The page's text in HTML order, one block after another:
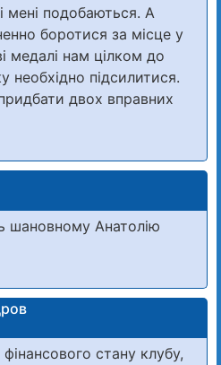
мені подобаються. А
боротися за місце у
медалі нам цілком до
необхідно підсилитися.
двох вправних
шановному Анатолію
стану клубу,